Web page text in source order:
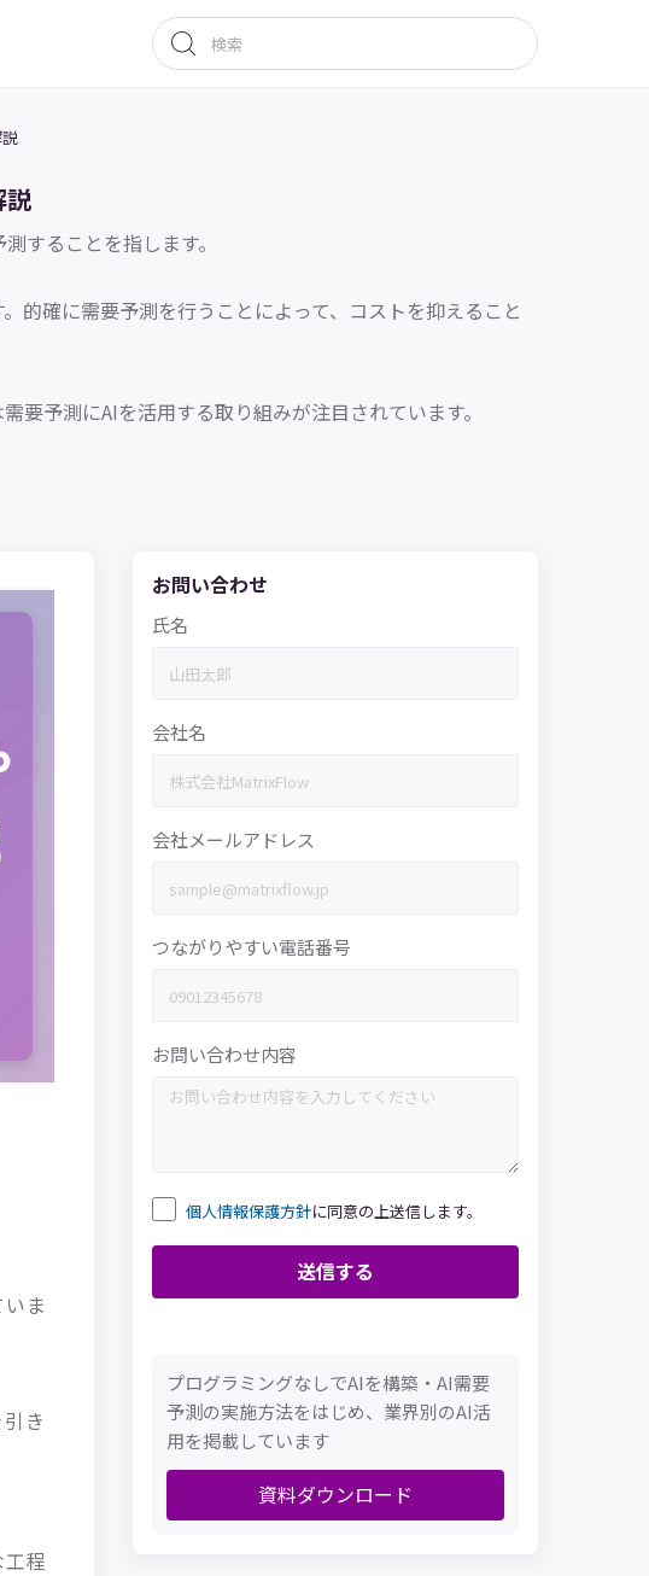
説
することを指します。
的確に需要予測を行うことによって、コストを抑えること
要予測にAIを活用する取り組みが注目されています。
ま
き
程
お問い合わせ
氏名
会社名
会社メールアドレス
つながりやすい電話番号
お問い合わせ内容
個人情報保護方針に同意の上送信します。
プログラミングなしでAIを構築・AI需要
予測の実施方法をはじめ、業界別のAI活
用を掲載しています
資料ダウンロード